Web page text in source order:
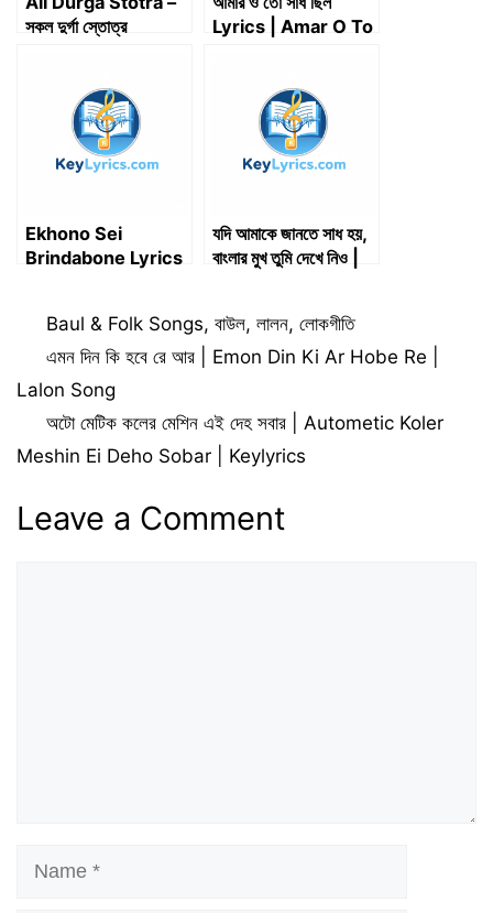
সকল দুর্গা স্তোত্র
Lyrics | Amar O To
Ekhono Sei
Brindabone Lyrics
যদি আমাকে জানতে সাধ হয়,
বাংলার মুখ তুমি দেখে নিও |
Mukh Tumi Dekhe
Nio | Key Lyrics
Categories
Baul & Folk Songs,বাউল,লালন,লোকগীতি
এমন দিন কি হবে রে আর | Emon Din Ki Ar Hobe Re |
Lalon Song
অটো মেটিক কলের মেশিন এই দেহ সবার | Autometic Koler
Meshin Ei Deho Sobar | Keylyrics
Leave a Comment
Name